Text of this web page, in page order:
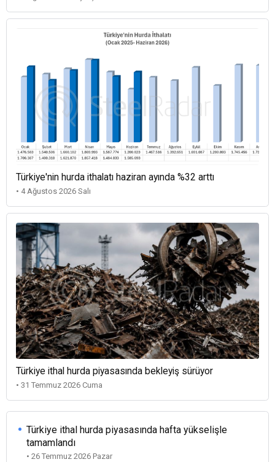
Türkiye'nin hurda ithalatı haziran ayında %32 arttı
• 4 Ağustos 2026 Salı
Türkiye ithal hurda piyasasında bekleyiş sürüyor
• 31 Temmuz 2026 Cuma
Türkiye ithal hurda piyasasında hafta yükselişle
tamamlandı
• 26 Temmuz 2026 Pazar